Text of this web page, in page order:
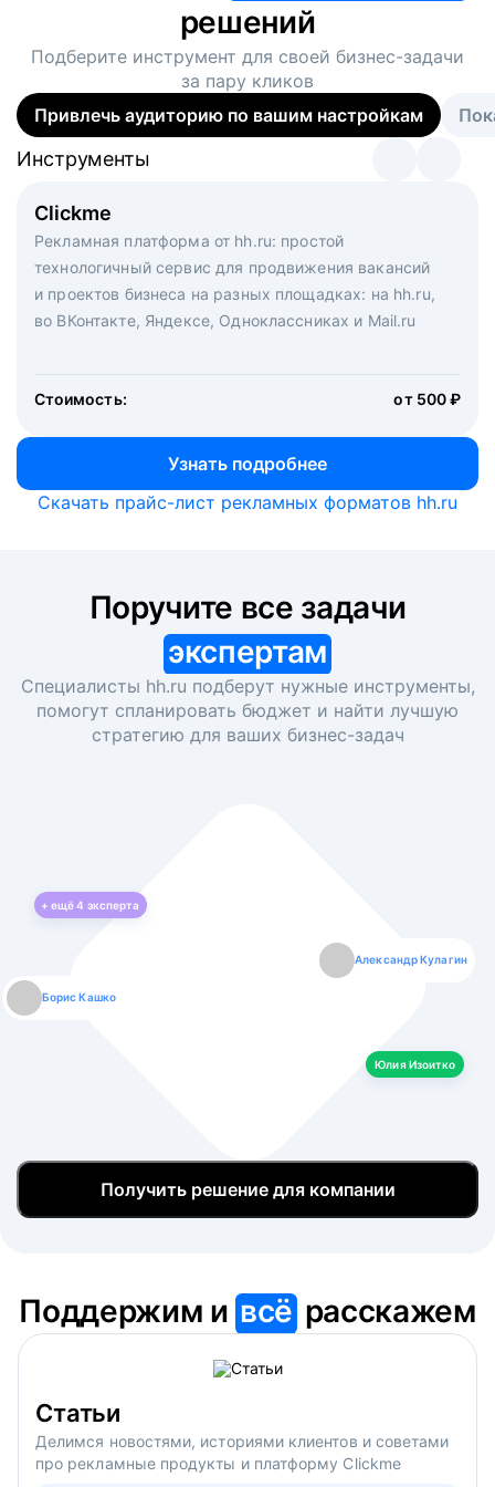
решений
Подберите инструмент для своей бизнес-задачи
за пару кликов
Привлечь аудиторию по вашим настройкам
Clickme
Рекламная платформа от hh.ru: простой
технологичный сервис для продвижения вакансий
и проектов бизнеса на разных площадках: на hh.ru,
во ВКонтакте, Яндексе, Одноклассниках и Mail.ru
Стоимость: от 500 ₽
Узнать подробнее
Инструменты
Вакансия дня
Рекламный формат для вакансий на главной странице
hh.ru. Увеличивает количество откликов
Инструменты
Массовый подбор под ключ. Решите, сколько
кандидатов и когда вам нужно, и за дело возьмутся
маркетологи, рекрутеры и проектные менеджеры
hh.ru с целым набором digital-инструментов
Инструменты
Скачать прайс-лист рекламных форматов hh.ru
экспертам
Специалисты hh.ru подберут нужные инструменты,
помогут спланировать бюджет и найти лучшую
стратегию для ваших бизнес-задач
+ ещё4 эксперта
Борис Кашко
Александр Кулагин
Юлия Изоитко
Юлия Изоитко
Даниил Макаров
Александр Кулагин
Екатерина Лазаренко
Даниил Макаров
Борис Кашко
Екатерина Лазаренко
Юлия Изоитко
Получить решение для компании
Поддержим ивсё расскажем
Статьи
Делимся новостями, историями клиентов и советами
про рекламные продукты и платформу Clickme